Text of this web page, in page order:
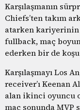
Karşılaşmanın
Chiefs’ten takım
atarken kariyerinin
fullback, maç
ederken bir de koşu
Karşılaşmayı Los
receiver’ı Keenan
alan ikinci oyuncu
maç sonunda MVP